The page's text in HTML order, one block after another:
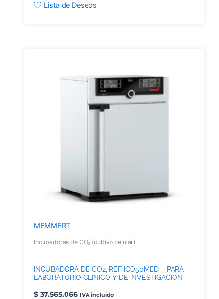
Lista de Deseos
MEMMERT
Incubadoras de CO₂ (cultivo celular)
INCUBADORA DE CO2, REF ICO50MED – PARA
LABORATORIO CLINICO Y DE INVESTIGACION
$ 37.565.066 IVA incluido